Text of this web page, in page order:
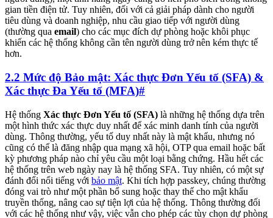
gian tiền điện tử. Tuy nhiên, đối với cả giải pháp dành cho người
tiêu dùng và doanh nghiệp, nhu cầu giao tiếp với người dùng
(thường qua email) cho các mục đích dự phòng hoặc khôi phục
khiến các hệ thống không cần tên người dùng trở nên kém thực tế
hơn.
2.2 Mức độ Bảo mật: Xác thực Đơn Yếu tố (SFA) &
Xác thực Đa Yếu tố (MFA)#
Hệ thống Xác thực Đơn Yếu tố (SFA) là những hệ thống dựa trên
một hình thức xác thực duy nhất để xác minh danh tính của người
dùng. Thông thường, yếu tố duy nhất này là mật khẩu, nhưng nó
cũng có thể là đăng nhập qua mạng xã hội, OTP qua email hoặc bất
kỳ phương pháp nào chỉ yêu cầu một loại bằng chứng. Hầu hết các
hệ thống trên web ngày nay là hệ thống SFA. Tuy nhiên, có một sự
đánh đổi nổi tiếng với bảo mật. Khi tích hợp passkey, chúng thường
đóng vai trò như một phần bổ sung hoặc thay thế cho mật khẩu
truyền thống, nâng cao sự tiện lợi của hệ thống. Thông thường đối
với các hệ thống như vậy, việc vẫn cho phép các tùy chọn dự phòng